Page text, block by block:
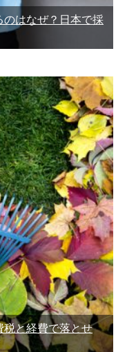
のはなぜ？日本で採
税と経費で落とせ